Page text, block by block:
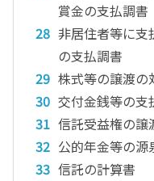
賞金の支払調書
非居住者等に支
の支払調書
株式等の譲渡の
交付金銭等の支
信託受益権の譲
公的年金等の源
信託の計算書